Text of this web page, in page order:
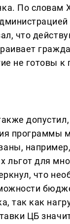
По словам
что
не готовы
допустил,
программы
например,
льгот для
что
так как
ЦБ